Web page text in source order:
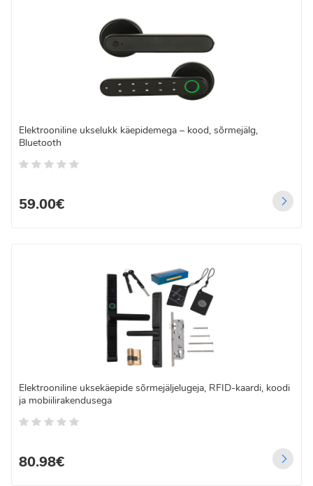
Elektrooniline ukselukk käepidemega – kood, sõrmejälg,
Bluetooth
59.00€
Elektrooniline uksekäepide sõrmejäljelugeja, RFID-kaardi, koodi
ja mobiilirakendusega
80.98€